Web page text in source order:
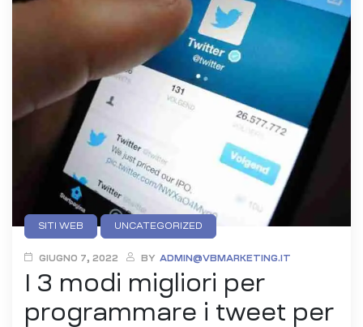
Categories
SITI WEB UNCATEGORIZED
GIUGNO 7, 2022 BY ADMIN@VBMARKETING.IT
I 3 modi migliori per
programmare i tweet per